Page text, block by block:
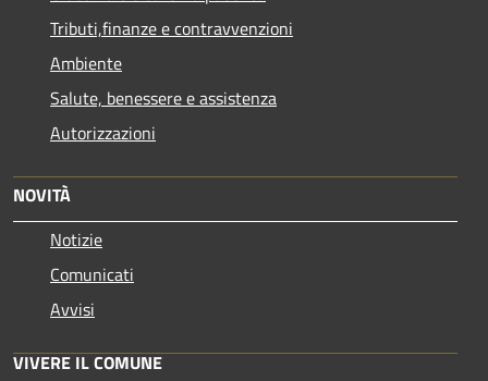
Tributi,finanze e contravvenzioni
Ambiente
Salute, benessere e assistenza
Autorizzazioni
NOVITÀ
Notizie
Comunicati
Avvisi
VIVERE IL COMUNE